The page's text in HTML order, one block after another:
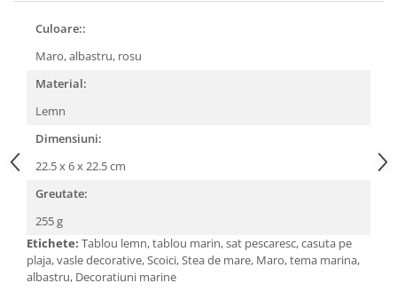
Culoare::
Maro, albastru, rosu
Material:
Lemn
Dimensiuni:
22.5 x 6 x 22.5 cm
Greutate:
255 g
Etichete: Tablou lemn, tablou marin, sat pescaresc, casuta pe
plaja, vasle decorative, Scoici, Stea de mare, Maro, tema marina,
albastru, Decoratiuni marine